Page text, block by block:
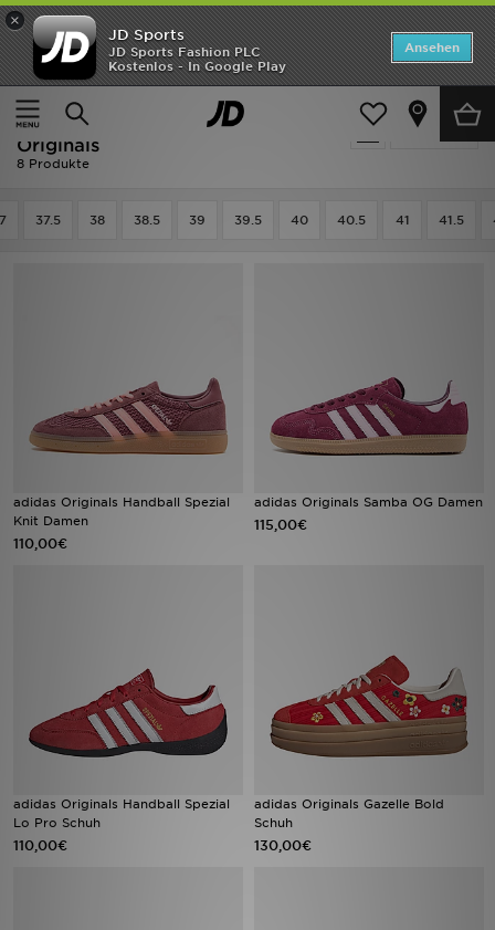
×
JD Sports
JD Sports Fashion PLC
Kostenlos - In Google Play
Ansehen
Home
Frauen Frauenschuhe
Verfeinern
Rot Adidas Frauenschuhe - Adidas
Originals
8 Produkte
37.5 38 38.5 39 39.5 40 40.5 41 41.5
adidas Originals Handball Spezial
Knit Damen
110,00€
adidas Originals Samba OG Damen
115,00€
adidas Originals Handball Spezial
Lo Pro Schuh
110,00€
adidas Originals Gazelle Bold
Schuh
130,00€
ANGEBOTE
Neuheiten
Herren
Sport
Lade die APP
Filialfinder
Geschenkgutschein
Studenten
Blog